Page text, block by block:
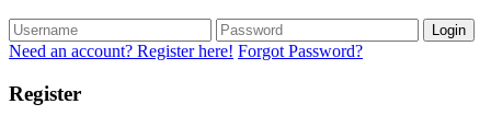
Login
Need an account? Register here! Forgot Password?
Register